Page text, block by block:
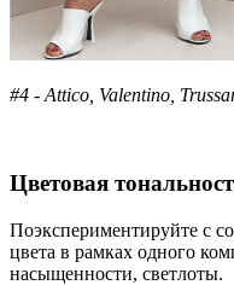
#4 - Attico, Valentino,
Цветовая
Поэкспериментируйте с
цвета в рамках одного
насыщенности, светлоты.